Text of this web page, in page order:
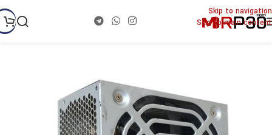
Skip to navigation
Skip to main content